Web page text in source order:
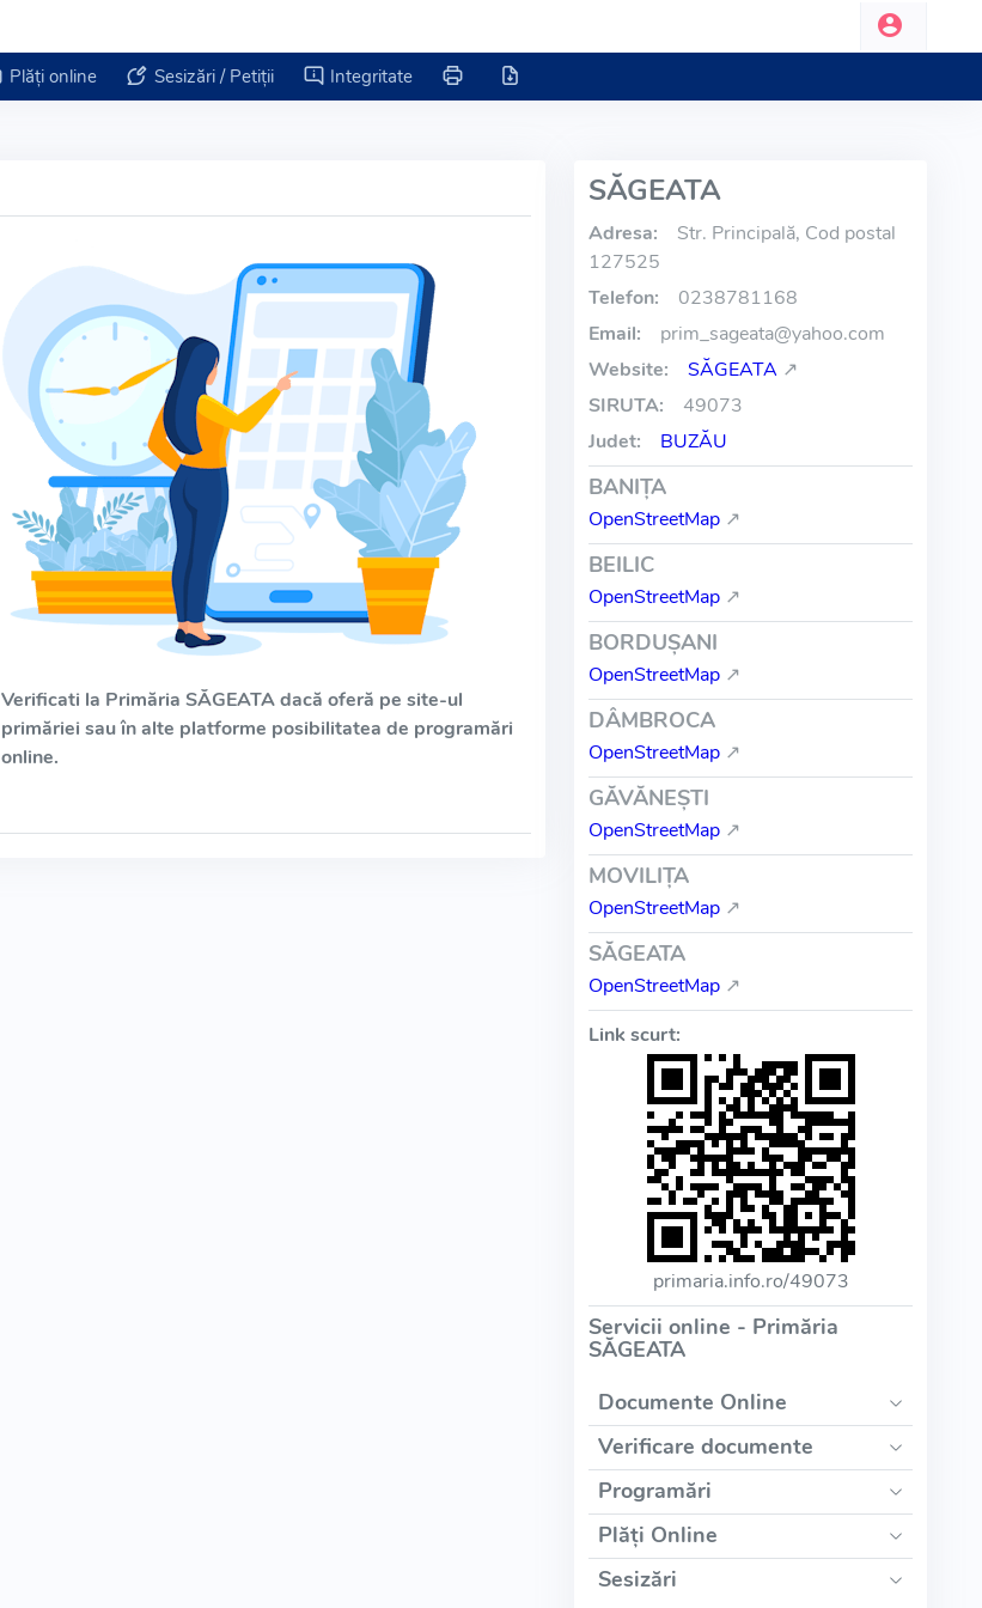
Plăți online Sesizări / Petiții Integritate
Verificati la Primăria SĂGEATA dacă oferă pe site-ul
primăriei sau în alte platforme posibilitatea de programări
online.
SĂGEATA
Adresa:
Str. Principală, Cod postal
127525
Telefon:
0238781168
Email:
prim_sageata@yahoo.com
Website:
SĂGEATA ↗
SIRUTA:
49073
Judet:
BUZĂU
BANIŢA
OpenStreetMap ↗
BEILIC
OpenStreetMap ↗
BORDUŞANI
OpenStreetMap ↗
DÂMBROCA
OpenStreetMap ↗
GĂVĂNEŞTI
OpenStreetMap ↗
MOVILIŢA
OpenStreetMap ↗
SĂGEATA
OpenStreetMap ↗
Link scurt:
primaria.info.ro/49073
Servicii online - Primăria
SĂGEATA
Documente Online
Verificare documente
Programări
Plăți Online
Sesizări